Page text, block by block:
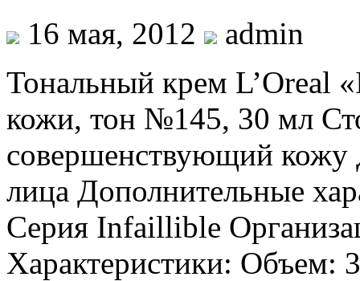
16 мая, 2012
admin
Тональный крем L’Oreal
кожи, тон №145, 30 мл
совершенствующий кожу
лица Дополнительные
Серия Infaillible
Характеристики: Объем: